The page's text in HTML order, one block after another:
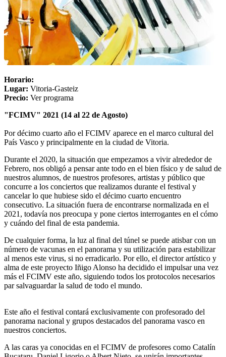
Horario:
Lugar: Vitoria-Gasteiz
Precio: Ver programa
"FCIMV" 2021 (14 al 22 de Agosto)
Por décimo cuarto año el FCIMV aparece en el marco cultural del
País Vasco y principalmente en la ciudad de Vitoria.
Durante el 2020, la situación que empezamos a vivir alrededor de
Febrero, nos obligó a pensar ante todo en el bien físico y de salud de
nuestros alumnos, de nuestros profesores, artistas y público que
concurre a los conciertos que realizamos durante el festival y
cancelar lo que hubiese sido el décimo cuarto encuentro
consecutivo. La situación fuera de encontrarse normalizada en el
2021, todavía nos preocupa y pone ciertos interrogantes en el cómo
y cuándo del final de esta pandemia.
De cualquier forma, la luz al final del túnel se puede atisbar con un
número de vacunas en el panorama y su utilización para estabilizar
al menos este virus, si no erradicarlo. Por ello, el director artístico y
alma de este proyecto Iñigo Alonso ha decidido el impulsar una vez
más el FCIMV este año, siguiendo todos los protocolos necesarios
par salvaguardar la salud de todo el mundo.
Este año el festival contará exclusivamente con profesorado del
panorama nacional y grupos destacados del panorama vasco en
nuestros conciertos.
A las caras ya conocidas en el FCIMV de profesores como Catalín